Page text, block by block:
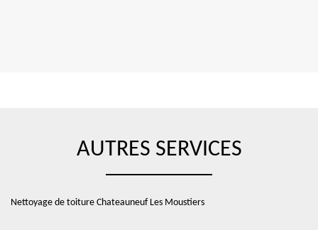
AUTRES SERVICES
Nettoyage de toiture Chateauneuf Les Moustiers